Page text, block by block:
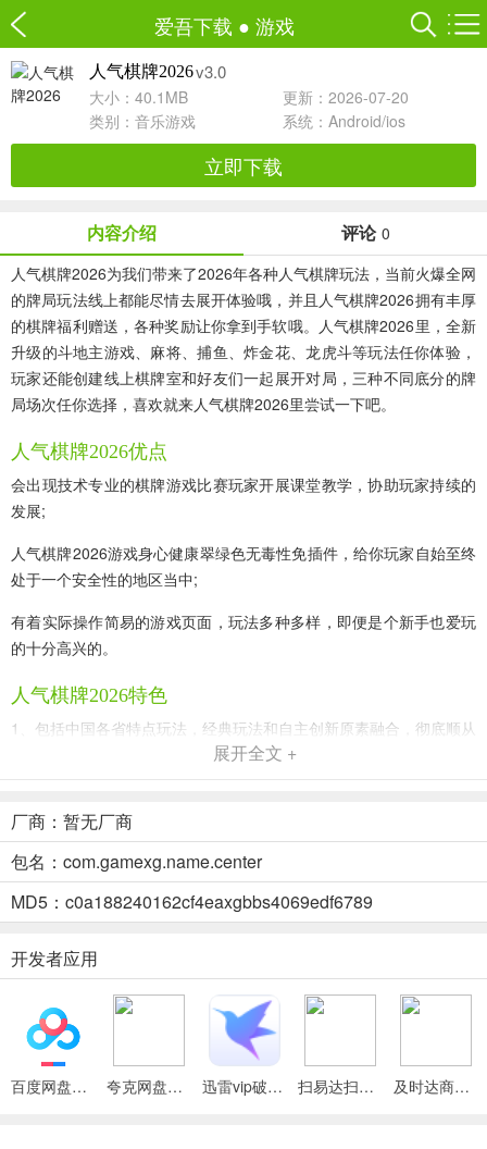
爱吾下载 ● 游戏
人气棋牌2026v3.0
大小：40.1MB
更新：2026-07-20
类别： 音乐游戏 系统：Android/ios
立即下载
内容介绍 评论 0
人气棋牌2026为我们带来了2026年各种人气棋牌玩法，当前火爆全网
的牌局玩法线上都能尽情去展开体验哦，并且人气棋牌2026拥有丰厚
的棋牌福利赠送，各种奖励让你拿到手软哦。人气棋牌2026里，全新
升级的斗地主游戏、麻将、捕鱼、炸金花、龙虎斗等玩法任你体验，
玩家还能创建线上棋牌室和好友们一起展开对局，三种不同底分的牌
局场次任你选择，喜欢就来人气棋牌2026里尝试一下吧。
人气棋牌2026优点
会出现技术专业的棋牌游戏比赛玩家开展课堂教学，协助玩家持续的
发展;
人气棋牌2026游戏身心健康翠绿色无毒性免插件，给你玩家自始至终
处于一个安全性的地区当中;
有着实际操作简易的游戏页面，玩法多种多样，即便是个新手也爱玩
的十分高兴的。
人气棋牌2026特色
1、包括中国各省特点玩法，经典玩法和自主创新原素融合，彻底顺从
实际操作就能玩游戏了;
3、这儿拥有纯正的地方棋牌玩法带来你，并且这儿的游戏类型都很非
常好;
行为。
人气棋牌2026说明
1、在现在这个市面上我们这款棋牌游戏绝对是数一数二的，一直都有
很好的口碑。
展开全文 +
厂商：暂无厂商
包名：com.gamexg.name.center
MD5：c0a188240162cf4eaxgbbs4069edf6789
开发者应用
百度网盘绿色免安装Pc电脑版 夸克网盘官方正式版 迅雷vip破解版永久会员2024版 扫易达扫描仪最新安卓版 及时达商家(同城配送App)